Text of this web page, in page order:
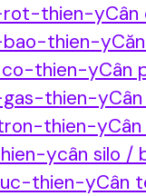
Cân
cân silo /
Cân